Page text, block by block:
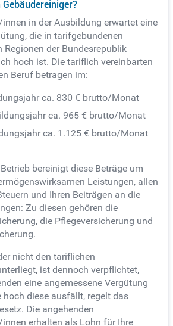
in der Ausbildung erwartet eine
die in tarifgebundenen
Regionen der Bundesrepublik
hoch ist. Die tariflich vereinbarten
Beruf betragen im:
ca. 830 € brutto/Monat
ca. 965 € brutto/Monat
ca. 1.125 € brutto/Monat
bereinigt diese Beträge um
Leistungen, allen
und Ihren Beiträgen an die
Zu diesen gehören die
die Pflegeversicherung und
nicht den tariflichen
ist dennoch verpflichtet,
eine angemessene Vergütung
hoch diese ausfällt, regelt das
Die angehenden
erhalten als Lohn für Ihre